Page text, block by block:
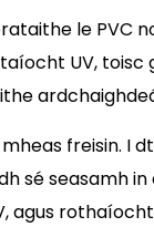
le PVC
UV, toisc
freisin. I
sé seasamh
agus